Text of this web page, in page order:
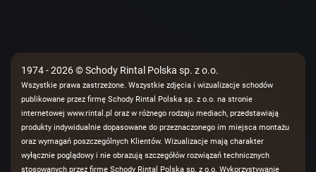
1974 - 2026 © Schody Rintal Polska sp. z o.o.
Wszystkie prawa zastrzeżone. Wszystkie zdjęcia i wizualizacje schodów
publikowane przez firmę Schody Rintal Polska sp. z o.o. na stronie
internetowej www.rintal.pl oraz w różnego rodzaju mediach, przedstawiają
produkty indywidualnie dopasowane do przeznaczonego im miejsca montażu
oraz wymagań poszczególnych Klientów. Wizualizacje mają charakter
wyłącznie poglądowy i nie obrazują szczegółów rozwiązań technicznych
stosowanych przez firmę Schody Rintal Polska sp. z o.o. Wykorzystywanie